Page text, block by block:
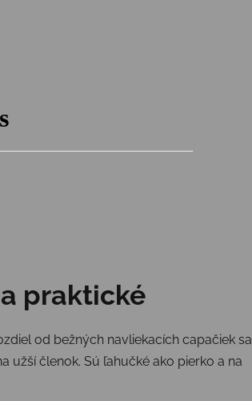
praktické
od bežných navliekacích capačiek sa
užší členok. Sú ľahučké ako pierko a na